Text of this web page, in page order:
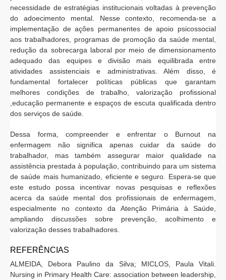
necessidade de estratégias institucionais voltadas à prevenção
do adoecimento mental. Nesse contexto, recomenda-se a
implementação de ações permanentes de apoio psicossocial
aos trabalhadores, programas de promoção da saúde mental,
redução da sobrecarga laboral por meio de dimensionamento
adequado das equipes e divisão mais equilibrada entre
atividades assistenciais e administrativas. Além disso, é
fundamental fortalecer políticas públicas que garantam
melhores condições de trabalho, valorização profissional
,educação permanente e espaços de escuta qualificada dentro
dos serviços de saúde.
Dessa forma, compreender e enfrentar o Burnout na
enfermagem não significa apenas cuidar da saúde do
trabalhador, mas também assegurar maior qualidade na
assistência prestada à população, contribuindo para um sistema
de saúde mais humanizado, eficiente e seguro. Espera-se que
este estudo possa incentivar novas pesquisas e reflexões
acerca da saúde mental dos profissionais de enfermagem,
especialmente no contexto da Atenção Primária à Saúde,
ampliando discussões sobre prevenção, acolhimento e
valorização desses trabalhadores.
REFERÊNCIAS
ALMEIDA, Debora Paulino da Silva; MICLOS, Paula Vitali.
Nursing in Primary Health Care: association between leadership,